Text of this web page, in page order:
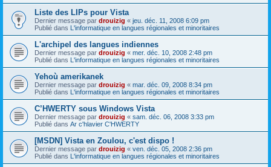
Liste des LIPs pour Vista
Dernier message par drouizig « jeu. déc. 11, 2008 6:09 pm
Publié dans L'informatique en langues régionales et minoritaires
L'archipel des langues indiennes
Dernier message par drouizig « mer. déc. 10, 2008 2:48 pm
Publié dans L'informatique en langues régionales et minoritaires
Yehoù amerikanek
Dernier message par drouizig « mar. déc. 09, 2008 8:34 pm
Publié dans L'informatique en langues régionales et minoritaires
C’HWERTY sous Windows Vista
Dernier message par drouizig « sam. déc. 06, 2008 3:33 pm
Publié dans Ar c'hlavier C'HWERTY
[MSDN] Vista en Zoulou, c'est dispo !
Dernier message par drouizig « ven. déc. 05, 2008 2:36 pm
Publié dans L'informatique en langues régionales et minoritaires